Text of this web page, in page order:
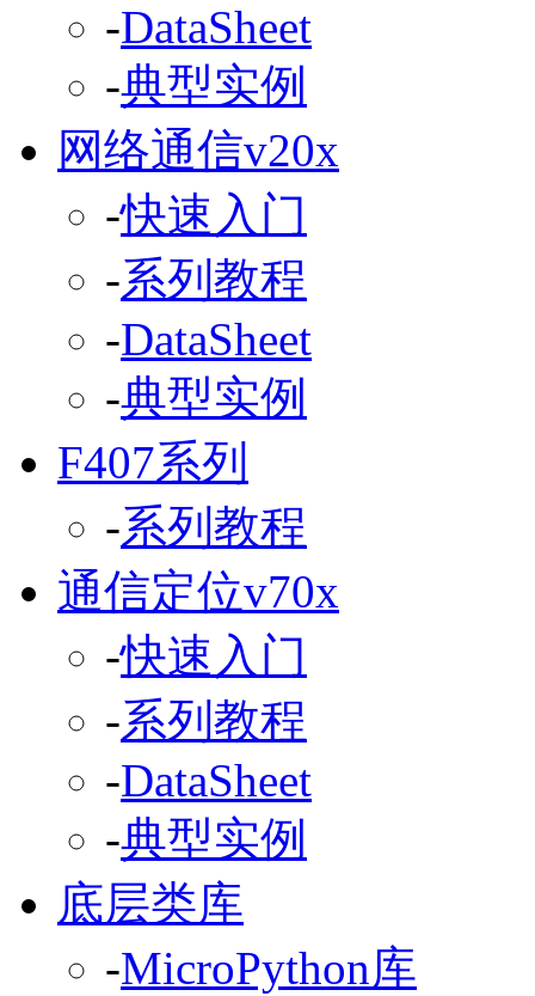
-DataSheet
-典型实例
网络通信v20x
-快速入门
-系列教程
-DataSheet
-典型实例
F407系列
-系列教程
通信定位v70x
-快速入门
-系列教程
-DataSheet
-典型实例
底层类库
-MicroPython库